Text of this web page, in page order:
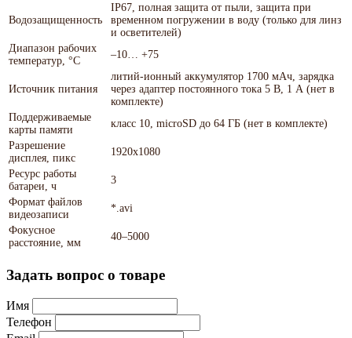
Водозащищенность
IP67, полная защита от пыли, защита при
временном погружении в воду (только для линз
и осветителей)
Диапазон рабочих
температур, °С
–10… +75
Источник питания
литий-ионный аккумулятор 1700 мАч, зарядка
через адаптер постоянного тока 5 В, 1 А (нет в
комплекте)
Поддерживаемые
карты памяти
класс 10, microSD до 64 ГБ (нет в комплекте)
Разрешение
дисплея, пикс
1920x1080
Ресурс работы
батареи, ч
3
Формат файлов
видеозаписи
*.avi
Фокусное
расстояние, мм
40–5000
Задать вопрос о товаре
Имя
Телефон